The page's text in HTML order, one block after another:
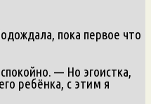
пока первое что
— Но эгоистка,
ребёнка, с этим я